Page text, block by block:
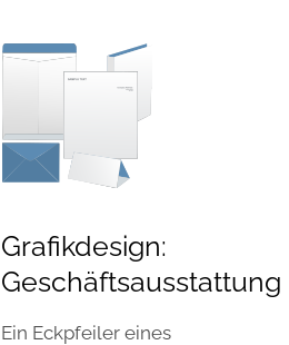
Grafikdesign:
Geschäftsausstattung
Ein Eckpfeiler eines